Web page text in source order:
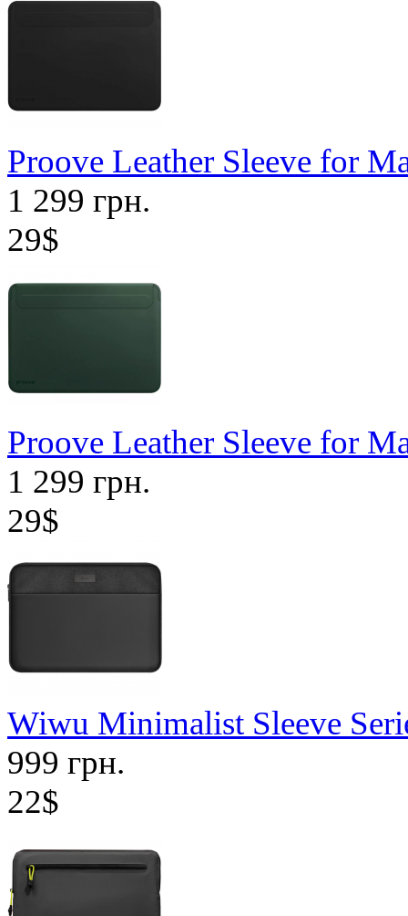
Proove Leather Sleeve for
1 299 грн.
29$
Proove Leather Sleeve for
1 299 грн.
29$
Wiwu Minimalist Sleeve
999 грн.
22$